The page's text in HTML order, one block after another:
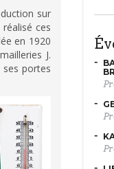
sur
ces
en 1920
J.
ses portes